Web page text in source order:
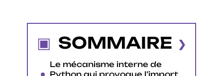
SOMMAIRE
Le mécanisme interne de
Python qui provoque l’import